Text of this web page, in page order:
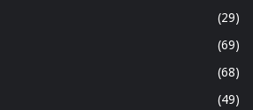
(29)
(69)
(68)
(49)